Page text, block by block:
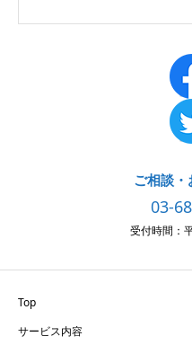
ご相談
03-
受付時間：
Top
サービス内容